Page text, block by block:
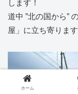
します！
道中 ”北の国から”
屋」に立ち寄りま
ホーム